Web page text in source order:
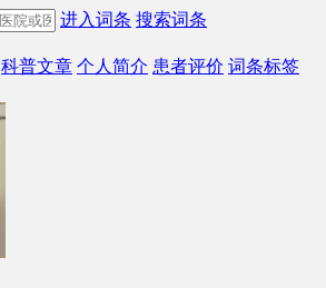
进入词条 搜索词条
科普文章 个人简介 患者评价 词条标签